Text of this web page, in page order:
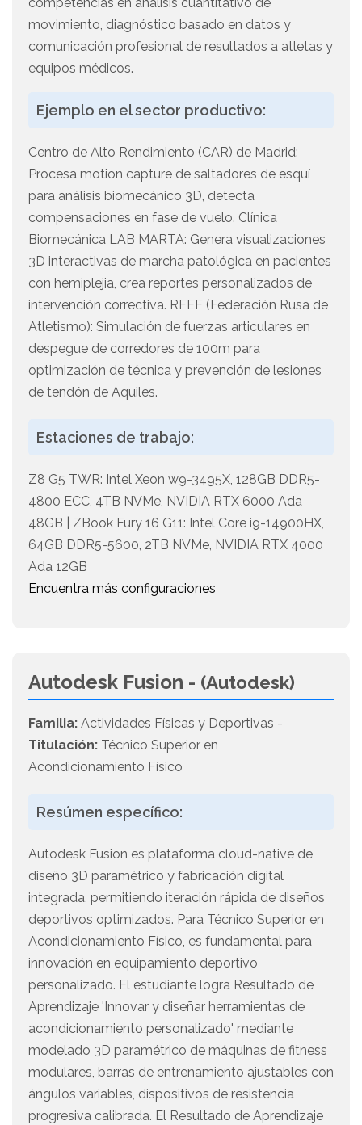
movimiento, diagnóstico basado en datos y
comunicación profesional de resultados a atletas y
equipos médicos.
Ejemplo en el sector productivo:
Centro de Alto Rendimiento (CAR) de Madrid:
Procesa motion capture de saltadores de esquí
para análisis biomecánico 3D, detecta
compensaciones en fase de vuelo. Clínica
Biomecánica LAB MARTA: Genera visualizaciones
3D interactivas de marcha patológica en pacientes
con hemiplejia, crea reportes personalizados de
intervención correctiva. RFEF (Federación Rusa de
Atletismo): Simulación de fuerzas articulares en
despegue de corredores de 100m para
optimización de técnica y prevención de lesiones
de tendón de Aquiles.
Estaciones de trabajo:
Z8 G5 TWR: Intel Xeon w9-3495X, 128GB DDR5-
4800 ECC, 4TB NVMe, NVIDIA RTX 6000 Ada
48GB | ZBook Fury 16 G11: Intel Core i9-14900HX,
64GB DDR5-5600, 2TB NVMe, NVIDIA RTX 4000
Ada 12GB
Encuentra más configuraciones
Autodesk Fusion - (Autodesk)
Familia: Actividades Físicas y Deportivas -
Titulación: Técnico Superior en
Acondicionamiento Físico
Resúmen específico:
Autodesk Fusion es plataforma cloud-native de
diseño 3D paramétrico y fabricación digital
integrada, permitiendo iteración rápida de diseños
deportivos optimizados. Para Técnico Superior en
Acondicionamiento Físico, es fundamental para
innovación en equipamiento deportivo
personalizado. El estudiante logra Resultado de
Aprendizaje 'Innovar y diseñar herramientas de
acondicionamiento personalizado' mediante
modelado 3D paramétrico de máquinas de fitness
modulares, barras de entrenamiento ajustables con
ángulos variables, dispositivos de resistencia
progresiva calibrada. El Resultado de Aprendizaje